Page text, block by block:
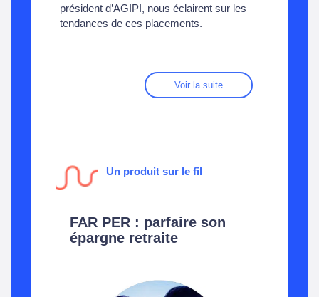
président d’AGIPI, nous éclairent sur les
tendances de ces placements.
Voir la suite
Un produit sur le fil
FAR PER : parfaire son
épargne retraite